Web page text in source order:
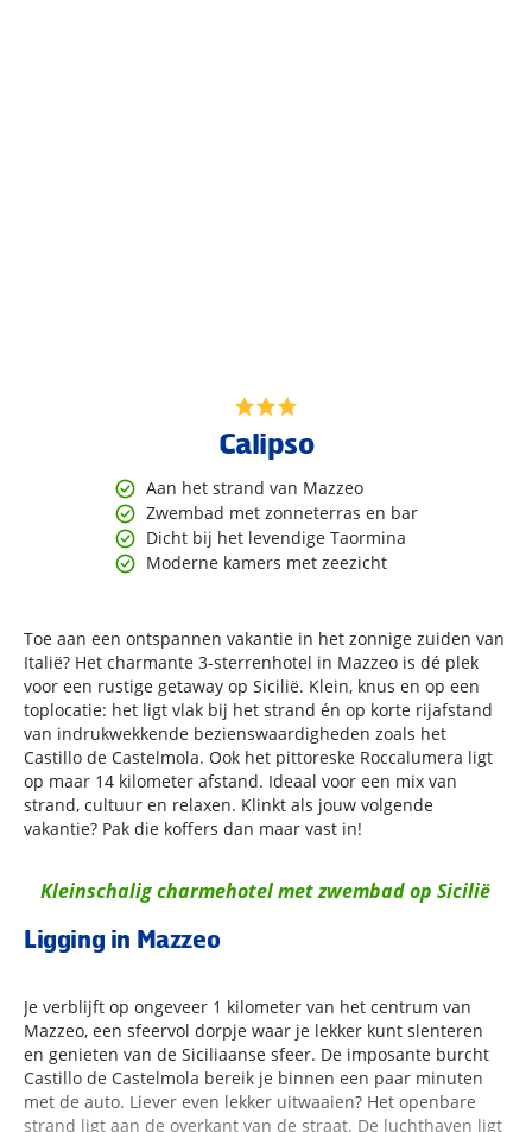
Calipso
Aan het strand van Mazzeo
Zwembad met zonneterras en bar
Dicht bij het levendige Taormina
Moderne kamers met zeezicht
Toe aan een ontspannen vakantie in het zonnige zuiden van
Italië? Het charmante 3-sterrenhotel in Mazzeo is dé plek
voor een rustige getaway op Sicilië. Klein, knus en op een
toplocatie: het ligt vlak bij het strand én op korte rijafstand
van indrukwekkende bezienswaardigheden zoals het
Castillo de Castelmola. Ook het pittoreske Roccalumera ligt
op maar 14 kilometer afstand. Ideaal voor een mix van
strand, cultuur en relaxen. Klinkt als jouw volgende
vakantie? Pak die koffers dan maar vast in!
Kleinschalig charmehotel met zwembad op Sicilië
Ligging in Mazzeo
Je verblijft op ongeveer 1 kilometer van het centrum van
Mazzeo, een sfeervol dorpje waar je lekker kunt slenteren
en genieten van de Siciliaanse sfeer. De imposante burcht
Castillo de Castelmola bereik je binnen een paar minuten
met de auto. Liever even lekker uitwaaien? Het openbare
strand ligt aan de overkant van de straat. De luchthaven ligt